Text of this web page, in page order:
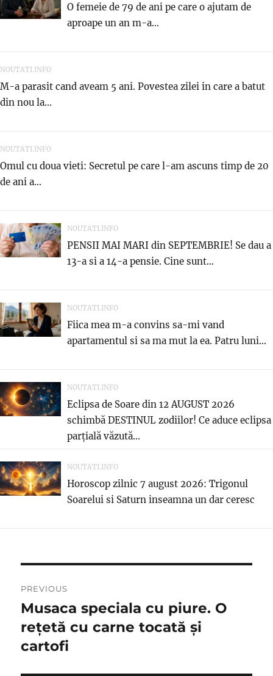
O femeie de 79 de ani pe care o ajutam de
aproape un an m-a...
NOUTATI.INFO
M-a parasit cand aveam 5 ani. Povestea zilei in care a batut
din nou la...
NOUTATI.INFO
Omul cu doua vieti: Secretul pe care l-am ascuns timp de 20
de ani a...
NOUTATI.INFO
PENSII MAI MARI din SEPTEMBRIE! Se dau a
13-a si a 14-a pensie. Cine sunt...
NOUTATI.INFO
Fiica mea m-a convins sa-mi vand
apartamentul si sa ma mut la ea. Patru luni...
NOUTATI.INFO
Eclipsa de Soare din 12 AUGUST 2026
schimbă DESTINUL zodiilor! Ce aduce eclipsa
parțială văzută...
NOUTATI.INFO
Horoscop zilnic 7 august 2026: Trigonul
Soarelui si Saturn inseamna un dar ceresc
navigation
PREVIOUS
Previous
post:
Musaca speciala cu piure. O
rețetă cu carne tocată și
cartofi